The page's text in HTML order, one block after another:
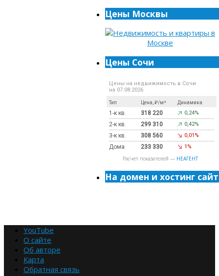
Цены Москвы
Цены Сочи
Цены на недвижимость в Сочи
на 07.08.2026
Тип Цена, ₽/м² Динамика
1-к кв. 318 220 0,24%
2-к кв. 299 310 0,42%
3-к кв. 308 560 0,01%
Дома 233 330 1%
Расчет показателей — НЕАГЕНТ
На домен и хостинг
YouTube
О сайте
Об авторе
Карта
Обратная связь